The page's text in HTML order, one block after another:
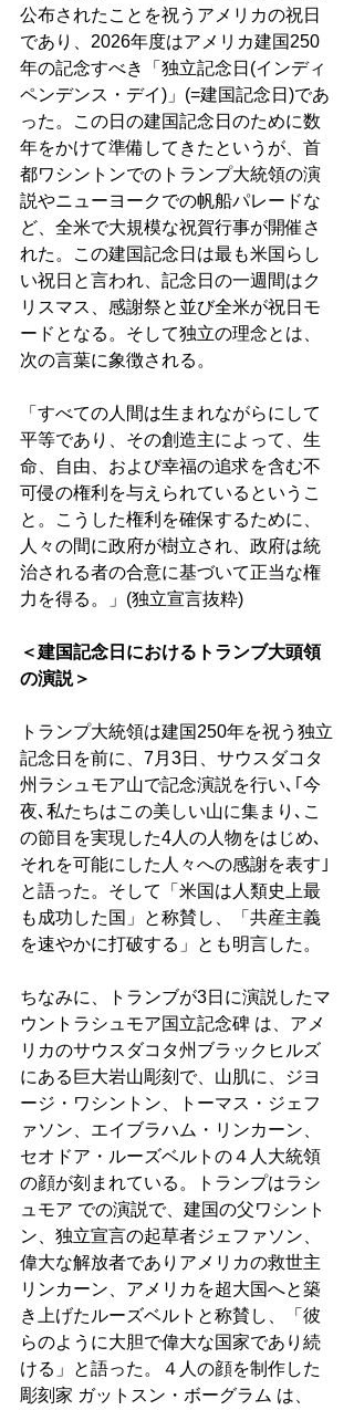
公布されたことを祝うアメリカの祝日
であり、2026年度はアメリカ建国250
年の記念すべき「独立記念日(インディ
ペンデンス・デイ)」(=建国記念日)であ
った。この日の建国記念日のために数
年をかけて準備してきたというが、首
都ワシントンでのトランプ大統領の演
説やニューヨークでの帆船パレードな
ど、全米で大規模な祝賀行事が開催さ
れた。この建国記念日は最も米国らし
い祝日と言われ、記念日の一週間はク
リスマス、感謝祭と並び全米が祝日モ
ードとなる。そして独立の理念とは、
次の言葉に象徴される。
「すべての人間は生まれながらにして
平等であり、その創造主によって、生
命、自由、および幸福の追求を含む不
可侵の権利を与えられているというこ
と。こうした権利を確保するために、
人々の間に政府が樹立され、政府は統
治される者の合意に基づいて正当な権
力を得る。」(独立宣言抜粋)
＜建国記念日におけるトランブ大頭領
の演説＞
トランプ大統領は建国250年を祝う独立
記念日を前に、7月3日、サウスダコタ
州ラシュモア山で記念演説を行い､｢今
夜､私たちはこの美しい山に集まり､こ
の節目を実現した4人の人物をはじめ､
それを可能にした人々への感謝を表す｣
と語った。そして「米国は人類史上最
も成功した国」と称賛し、「共産主義
を速やかに打破する」とも明言した。
ちなみに、トランブが3日に演説したマ
ウントラシュモア国立記念碑 は、アメ
リカのサウスダコタ州ブラックヒルズ
にある巨大岩山彫刻で、山肌に、ジヨ
ージ・ワシントン、トーマス・ジェフ
ァソン、エイブラハム・リンカーン、
セオドア・ルーズベルトの４人大統領
の顔が刻まれている。トランプはラシ
ュモア での演説で、建国の父ワシント
ン、独立宣言の起草者ジェファソン、
偉大な解放者でありアメリカの救世主
リンカーン、アメリカを超大国へと築
き上げたルーズベルトと称賛し、「彼
らのように大胆で偉大な国家であり続
ける」と語った。４人の顔を制作した
彫刻家 ガットスン・ボーグラム は、